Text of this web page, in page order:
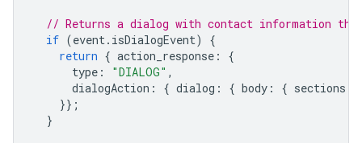
// Returns a dialog with contact information
if (event. isDialogEvent)
{
return { action_response :
{
type : "DIALOG" ,
dialogAction : { dialog : { body : { sections
}};
}